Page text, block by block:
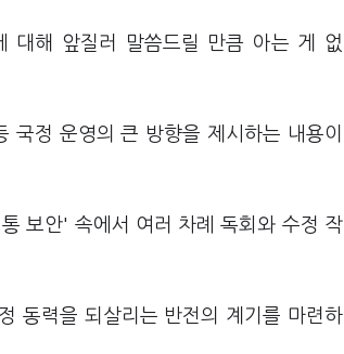
대해 앞질러 말씀드릴 만큼 아는 게 없
국정 운영의 큰 방향을 제시하는 내용이
보안' 속에서 여러 차례 독회와 수정 작
동력을 되살리는 반전의 계기를 마련하